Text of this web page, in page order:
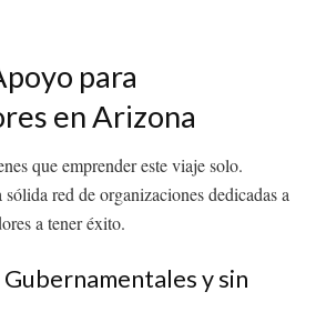
para
en Arizona
que emprender este viaje solo.
red de organizaciones dedicadas a
a tener éxito.
y sin